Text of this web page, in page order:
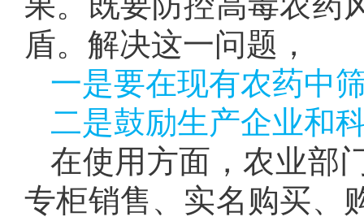
盾。解决这一问题，
一是要在现有农药中
二是鼓励生产企业和
在使用方面，农业部
专柜销售、实名购买、